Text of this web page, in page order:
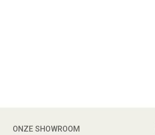
ONZE SHOWROOM